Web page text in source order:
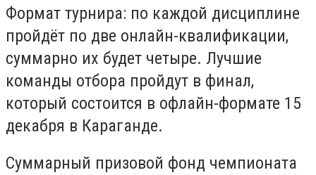
Формат турнира: по каждой дисциплине
пройдёт по две онлайн-квалификации,
суммарно их будет четыре. Лучшие
команды отбора пройдут в финал,
который состоится в офлайн-формате 15
декабря в Караганде.
Суммарный призовой фонд чемпионата